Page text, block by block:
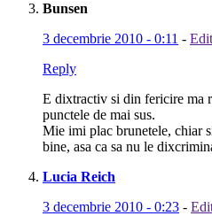
Bunsen
3 decembrie 2010 - 0:11 - Edit
Reply
E dixtractiv si din fericire ma
punctele de mai sus.
Mie imi plac brunetele, chiar
bine, asa ca sa nu le
Lucia Reich
3 decembrie 2010 - 0:23 -